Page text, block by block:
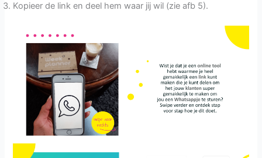
Kopieer de link en deel hem waar jij wil (zie afb 5).